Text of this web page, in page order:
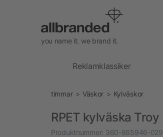
you name it. we brand it.
Reklamklassiker
timmar Väskor Kylväskor
RPET kylväska Troy
Produktnummer: 360-865946-029